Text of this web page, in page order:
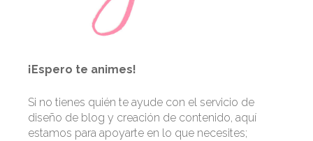
¡Espero te animes!
Si no tienes quién te ayude con el servicio de
diseño de blog y creación de contenido, aquí
estamos para apoyarte en lo que necesites;